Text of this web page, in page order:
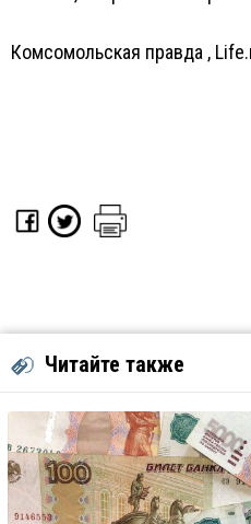
Комсомольская правда ,
Читайте также